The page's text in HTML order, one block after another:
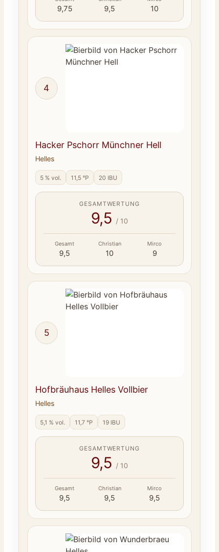
9,75 9,5 10
4
Hacker Pschorr Münchner Hell
Helles
5 % vol. 11,5 °P 20 IBU
GESAMTWERTUNG
9,5 / 10
Gesamt
9,5
Christian
10
Mirco
9
5
Hofbräuhaus Helles Vollbier
Helles
5,1 % vol. 11,7 °P 19 IBU
GESAMTWERTUNG
9,5 / 10
Gesamt
9,5
Christian
9,5
Mirco
9,5